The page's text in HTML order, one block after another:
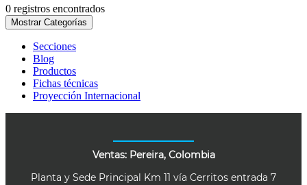
0 registros encontrados
Mostrar Categorías
Secciones
Blog
Productos
Fichas técnicas
Proyección Internacional
Ventas: Pereira, Colombia
Planta y Sede Principal Km 11 vía Cerritos entrada 7